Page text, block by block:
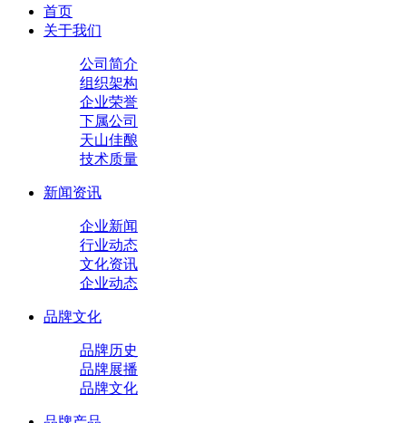
首页
关于我们
公司简介
组织架构
企业荣誉
下属公司
天山佳酿
技术质量
新闻资讯
企业新闻
行业动态
文化资讯
企业动态
品牌文化
品牌历史
品牌展播
品牌文化